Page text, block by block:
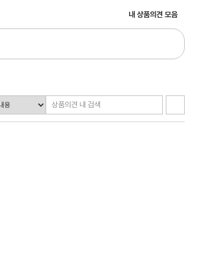
내 상품의견 모음